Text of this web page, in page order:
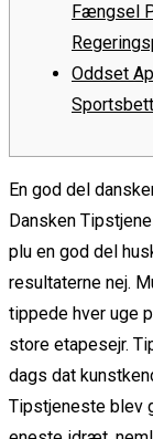
Fængsel
Oddset
En god del
Dansken
plu en god del
resultaterne nej.
tippede hver uge
store etapesejr.
dags dat
Tipstjeneste blev